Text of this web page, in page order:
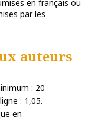
en français ou
par les
auteurs
: 20
: 1,05.
en